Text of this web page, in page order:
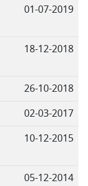
01-07-2019
18-12-2018
26-10-2018
02-03-2017
10-12-2015
05-12-2014